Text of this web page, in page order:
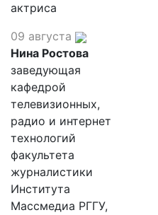
актриса
09 августа
Нина Ростова
заведующая
кафедрой
телевизионных,
радио и интернет
технологий
факультета
журналистики
Института
Массмедиа РГГУ,